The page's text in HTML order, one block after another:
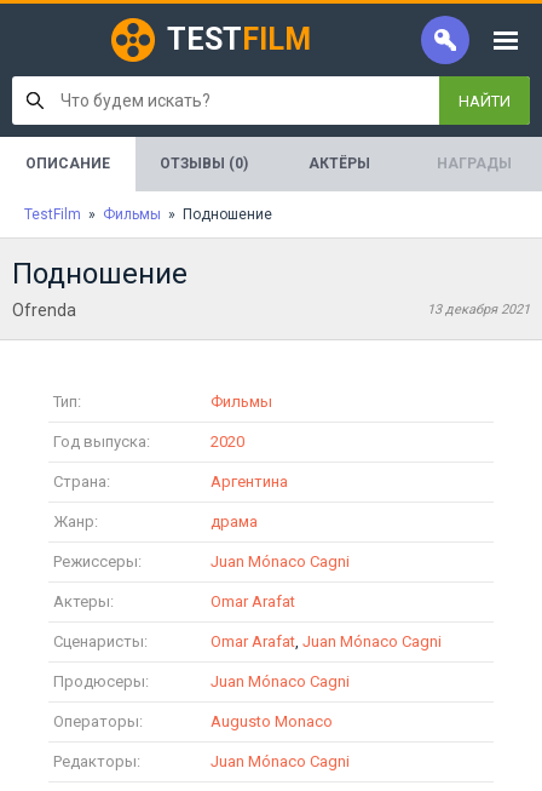
TEST FILM
НАЙТИ
ОПИСАНИЕ ОТЗЫВЫ (0) АКТЁРЫ НАГРАДЫ
TestFilm » Фильмы » Подношение
Подношение
Ofrenda 13 декабря 2021
Тип: Фильмы
Год выпуска: 2020
Страна: Аргентина
Жанр: драма
Режиссеры: Juan Mónaco Cagni
Актеры: Omar Arafat
Сценаристы: Omar Arafat, Juan Mónaco Cagni
Продюсеры: Juan Mónaco Cagni
Операторы: Augusto Monaco
Редакторы: Juan Mónaco Cagni